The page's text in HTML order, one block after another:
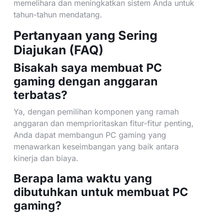
memelihara dan meningkatkan sistem Anda untuk
tahun-tahun mendatang.
Pertanyaan yang Sering
Diajukan (FAQ)
Bisakah saya membuat PC
gaming dengan anggaran
terbatas?
Ya, dengan pemilihan komponen yang ramah
anggaran dan memprioritaskan fitur-fitur penting,
Anda dapat membangun PC gaming yang
menawarkan keseimbangan yang baik antara
kinerja dan biaya.
Berapa lama waktu yang
dibutuhkan untuk membuat PC
gaming?